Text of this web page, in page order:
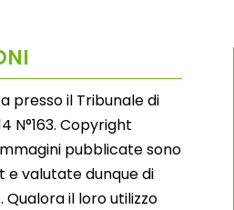
presso il Tribunale di
N°163. Copyright
pubblicate sono
valutate dunque di
il loro utilizzo